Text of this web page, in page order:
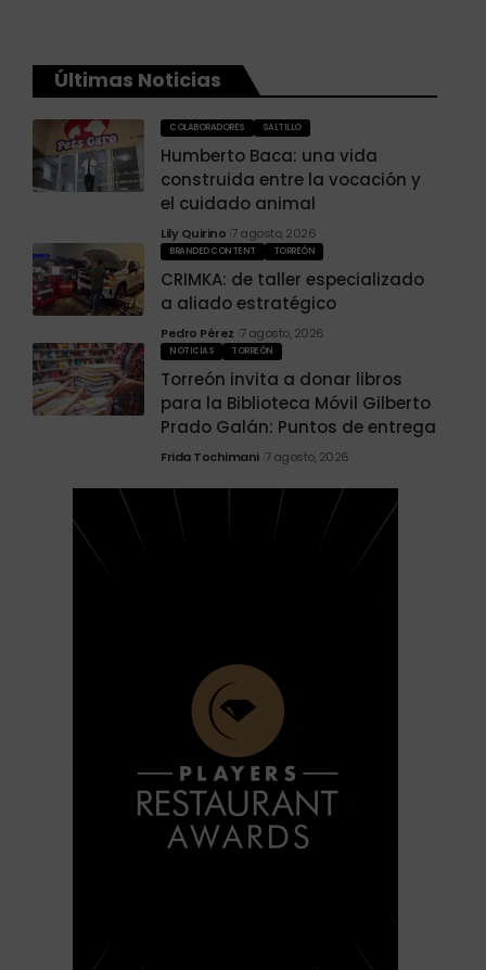
Últimas Noticias
COLABORADORES SALTILLO
Humberto Baca: una vida
construida entre la vocación y
el cuidado animal
Lily Quirino 7 agosto, 2026
BRANDED CONTENT TORREÓN
CRIMKA: de taller especializado
a aliado estratégico
Pedro Pérez 7 agosto, 2026
NOTICIAS TORREÓN
Torreón invita a donar libros
para la Biblioteca Móvil Gilberto
Prado Galán: Puntos de entrega
Frida Tochimani 7 agosto, 2026